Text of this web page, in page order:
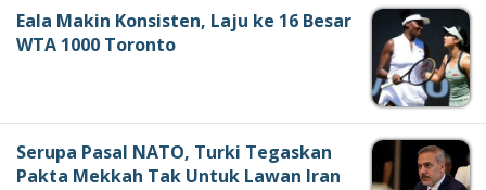
Eala Makin Konsisten, Laju ke 16 Besar
WTA 1000 Toronto
Serupa Pasal NATO, Turki Tegaskan
Pakta Mekkah Tak Untuk Lawan Iran